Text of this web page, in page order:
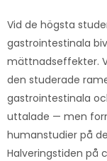
Vid de högsta
gastrointestinala
mättnadseffekter.
den studerade
gastrointestinala
uttalade — men
humanstudier på
Halveringstiden på